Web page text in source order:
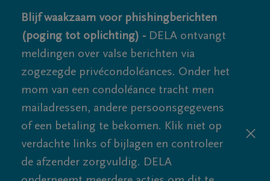
Blijf waakzaam voor phishingberichten
(poging tot oplichting) - DELA ontvangt
meldingen over valse berichten via
zogezegde privécondoléances. Onder het
mom van een condoléance tracht men
mailadressen, andere persoonsgegevens
of een betaling te bekomen. Klik niet op
verdachte links of bijlagen en controleer
de afzender zorgvuldig. DELA